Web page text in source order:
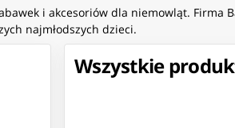
i akcesoriów dla niemowląt.
najmłodszych dzieci.
Wszystkie